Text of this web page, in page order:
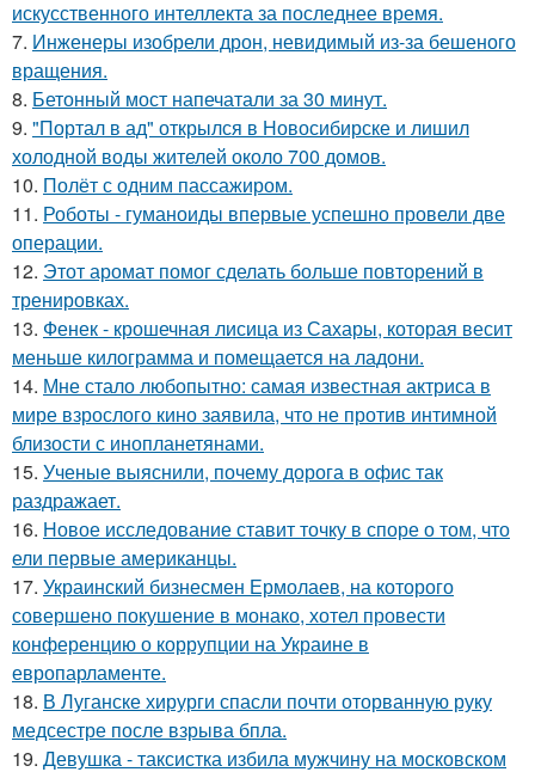
искусственного интеллекта за последнее время.
7. Инженеры изобрели дрон, невидимый из-за бешеного
вращения.
8. Бетонный мост напечатали за 30 минут.
9. "Портал в ад" открылся в Новосибирске и лишил
холодной воды жителей около 700 домов.
10. Полёт с одним пассажиром.
11. Роботы - гуманоиды впервые успешно провели две
операции.
12. Этот аромат помог сделать больше повторений в
тренировках.
13. Фенек - крошечная лисица из Сахары, которая весит
меньше килограмма и помещается на ладони.
14. Мне стало любопытно: самая известная актриса в
мире взрослого кино заявила, что не против интимной
близости с инопланетянами.
15. Ученые выяснили, почему дорога в офис так
раздражает.
16. Новое исследование ставит точку в споре о том, что
ели первые американцы.
17. Украинский бизнесмен Ермолаев, на которого
совершено покушение в монако, хотел провести
конференцию о коррупции на Украине в
европарламенте.
18. В Луганске хирурги спасли почти оторванную руку
медсестре после взрыва бпла.
19. Девушка - таксистка избила мужчину на московском